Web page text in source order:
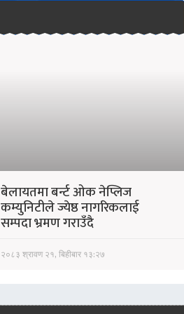
बेलायतमा बर्न्ट ओक नेप्लिज
कम्युनिटीले ज्येष्ठ नागरिकलाई
सम्पदा भ्रमण गराउँदै
२०८३ श्रावण २१, बिहीबार १३:२७